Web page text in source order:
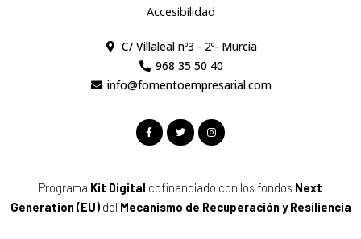
Accesibilidad
C/ Villaleal nº3 - 2º- Murcia
968 35 50 40
info@fomentoempresarial.com
F
a
k
f
T
w
I
n
a
Programa Kit Digital cofinanciado con los fondos Next
Generation (EU)del Mecanismo de Recuperación y Resiliencia